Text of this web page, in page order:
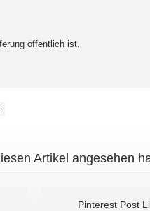
öffentlich ist.
Artikel angesehen
Video Views